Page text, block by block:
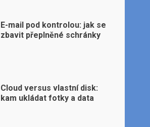
E-mail pod kontrolou: jak se
zbavit přeplněné schránky
Cloud versus vlastní disk:
kam ukládat fotky a data